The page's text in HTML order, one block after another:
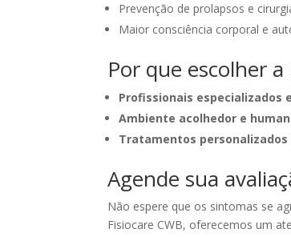
Prevenção de prolapsos e
Maior consciência corporal e
Por que escolher a
Profissionais especializados
Ambiente acolhedor e
Tratamentos personalizados
Agende sua
Não espere que os sintomas se
Fisiocare CWB, oferecemos um